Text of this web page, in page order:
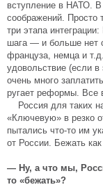
вступление в НАТО. В
соображений. Просто
три этапа
шага — и больше нет
француза, немца и
удовольствие (если
очень много
ругает реформы. Все
Россия для таких
«Ключевую» в резко
пытались что-то им
от России. Бежать
— Ну, а что мы,
то «бежать»?